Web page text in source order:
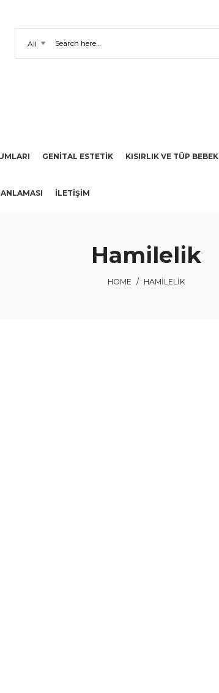
GENİTAL ESTETİK KISIRLIK VE TÜP BEBEK
İLETIŞIM
Hamilelik
HOME / HAMILELIK